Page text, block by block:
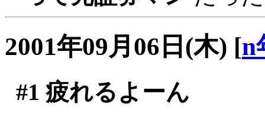
2001年09月06日(木) [n
#1 疲れるよーん